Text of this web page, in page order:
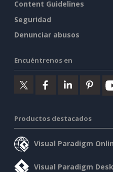
Content Guidelines
Seguridad
Denunciar abusos
Encuéntrenos en
Productos destacados
Visual Paradigm
Visual Paradigm